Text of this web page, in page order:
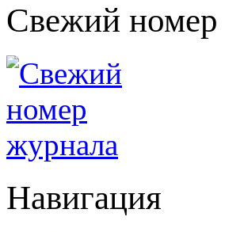
Свежий номер
Навигация